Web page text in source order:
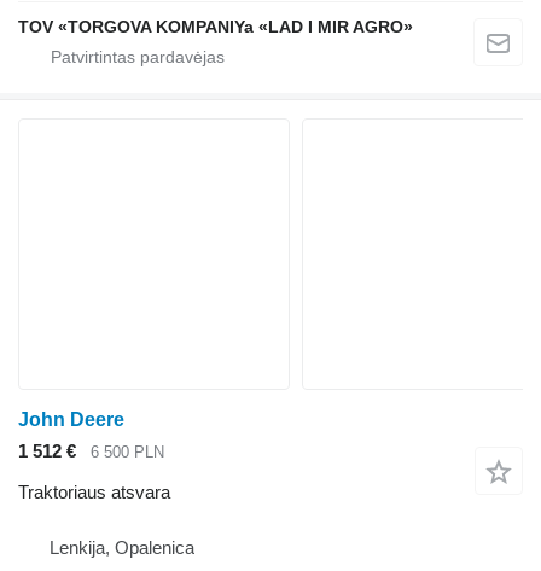
TOV «TORGOVA KOMPANIYa «LAD I MIR AGRO»
John Deere
1 512 €
6 500 PLN
Traktoriaus atsvara
Lenkija, Opalenica